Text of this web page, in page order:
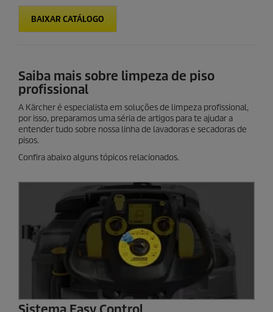
BAIXAR CATÁLOGO
Saiba mais sobre limpeza de piso
profissional
A Kärcher é especialista em soluções de limpeza profissional,
por isso, preparamos uma séria de artigos para te ajudar a
entender tudo sobre nossa linha de lavadoras e secadoras de
pisos.
Confira abaixo alguns tópicos relacionados.